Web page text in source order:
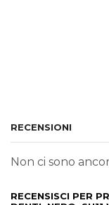
RECENSIONI
Non ci sono
RECENSISCI PER